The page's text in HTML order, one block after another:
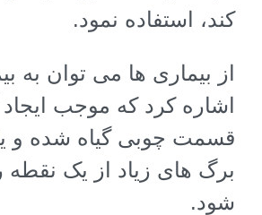
کند، استفاده نمود.
از بیماری ها می توان به
اشاره کرد که موجب
قسمت چوبی گیاه شده و
برگ های زیاد از یک
شود.